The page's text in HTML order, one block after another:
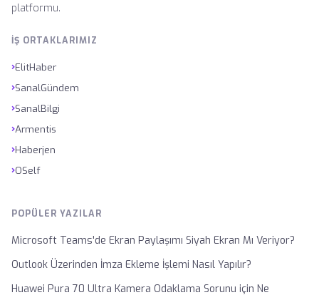
platformu.
İŞ ORTAKLARIMIZ
›ElitHaber
›SanalGündem
›SanalBilgi
›Armentis
›Haberjen
›OSelf
POPÜLER YAZILAR
Microsoft Teams'de Ekran Paylaşımı Siyah Ekran Mı Veriyor?
Outlook Üzerinden İmza Ekleme İşlemi Nasıl Yapılır?
Huawei Pura 70 Ultra Kamera Odaklama Sorunu için Ne